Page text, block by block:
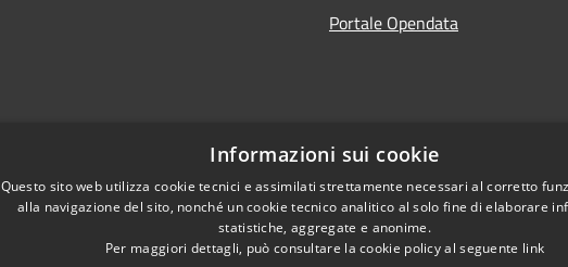
Portale Opendata
Informazioni sui cookie
Questo sito web utilizza cookie tecnici e assimilati strettamente necessari al corretto
alla navigazione del sito, nonché un cookie tecnico analitico al solo fine di elaborare
statistiche, aggregate e anonime.
Per maggiori dettagli, può consultare la cookie policy al seguente link